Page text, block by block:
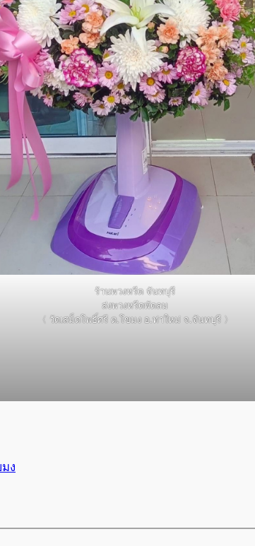
ร้านพวงหรีด จันทบุรี
ส่งพวงหรีดพัดลม
〈 วัดเสม็ดโพธิ์ศรี ต.โขมง อ.ท่าใหม่ จ.จันทบุรี 〉
ง